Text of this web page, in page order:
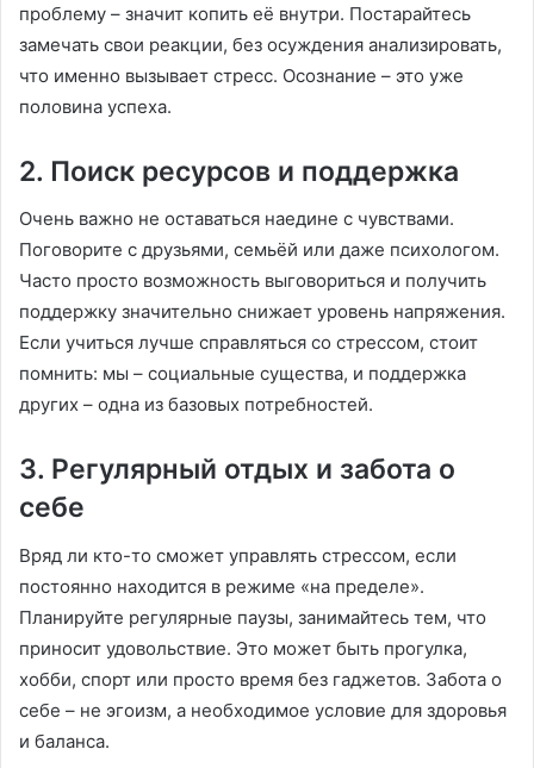
проблему – значит копить её внутри. Постарайтесь
замечать свои реакции, без осуждения анализировать,
что именно вызывает стресс. Осознание – это уже
половина успеха.
2. Поиск ресурсов и поддержка
Очень важно не оставаться наедине с чувствами.
Поговорите с друзьями, семьёй или даже психологом.
Часто просто возможность выговориться и получить
поддержку значительно снижает уровень напряжения.
Если учиться лучше справляться со стрессом, стоит
помнить: мы – социальные существа, и поддержка
других – одна из базовых потребностей.
3. Регулярный отдых и забота о
себе
Вряд ли кто-то сможет управлять стрессом, если
постоянно находится в режиме «на пределе».
Планируйте регулярные паузы, занимайтесь тем, что
приносит удовольствие. Это может быть прогулка,
хобби, спорт или просто время без гаджетов. Забота о
себе – не эгоизм, а необходимое условие для здоровья
и баланса.